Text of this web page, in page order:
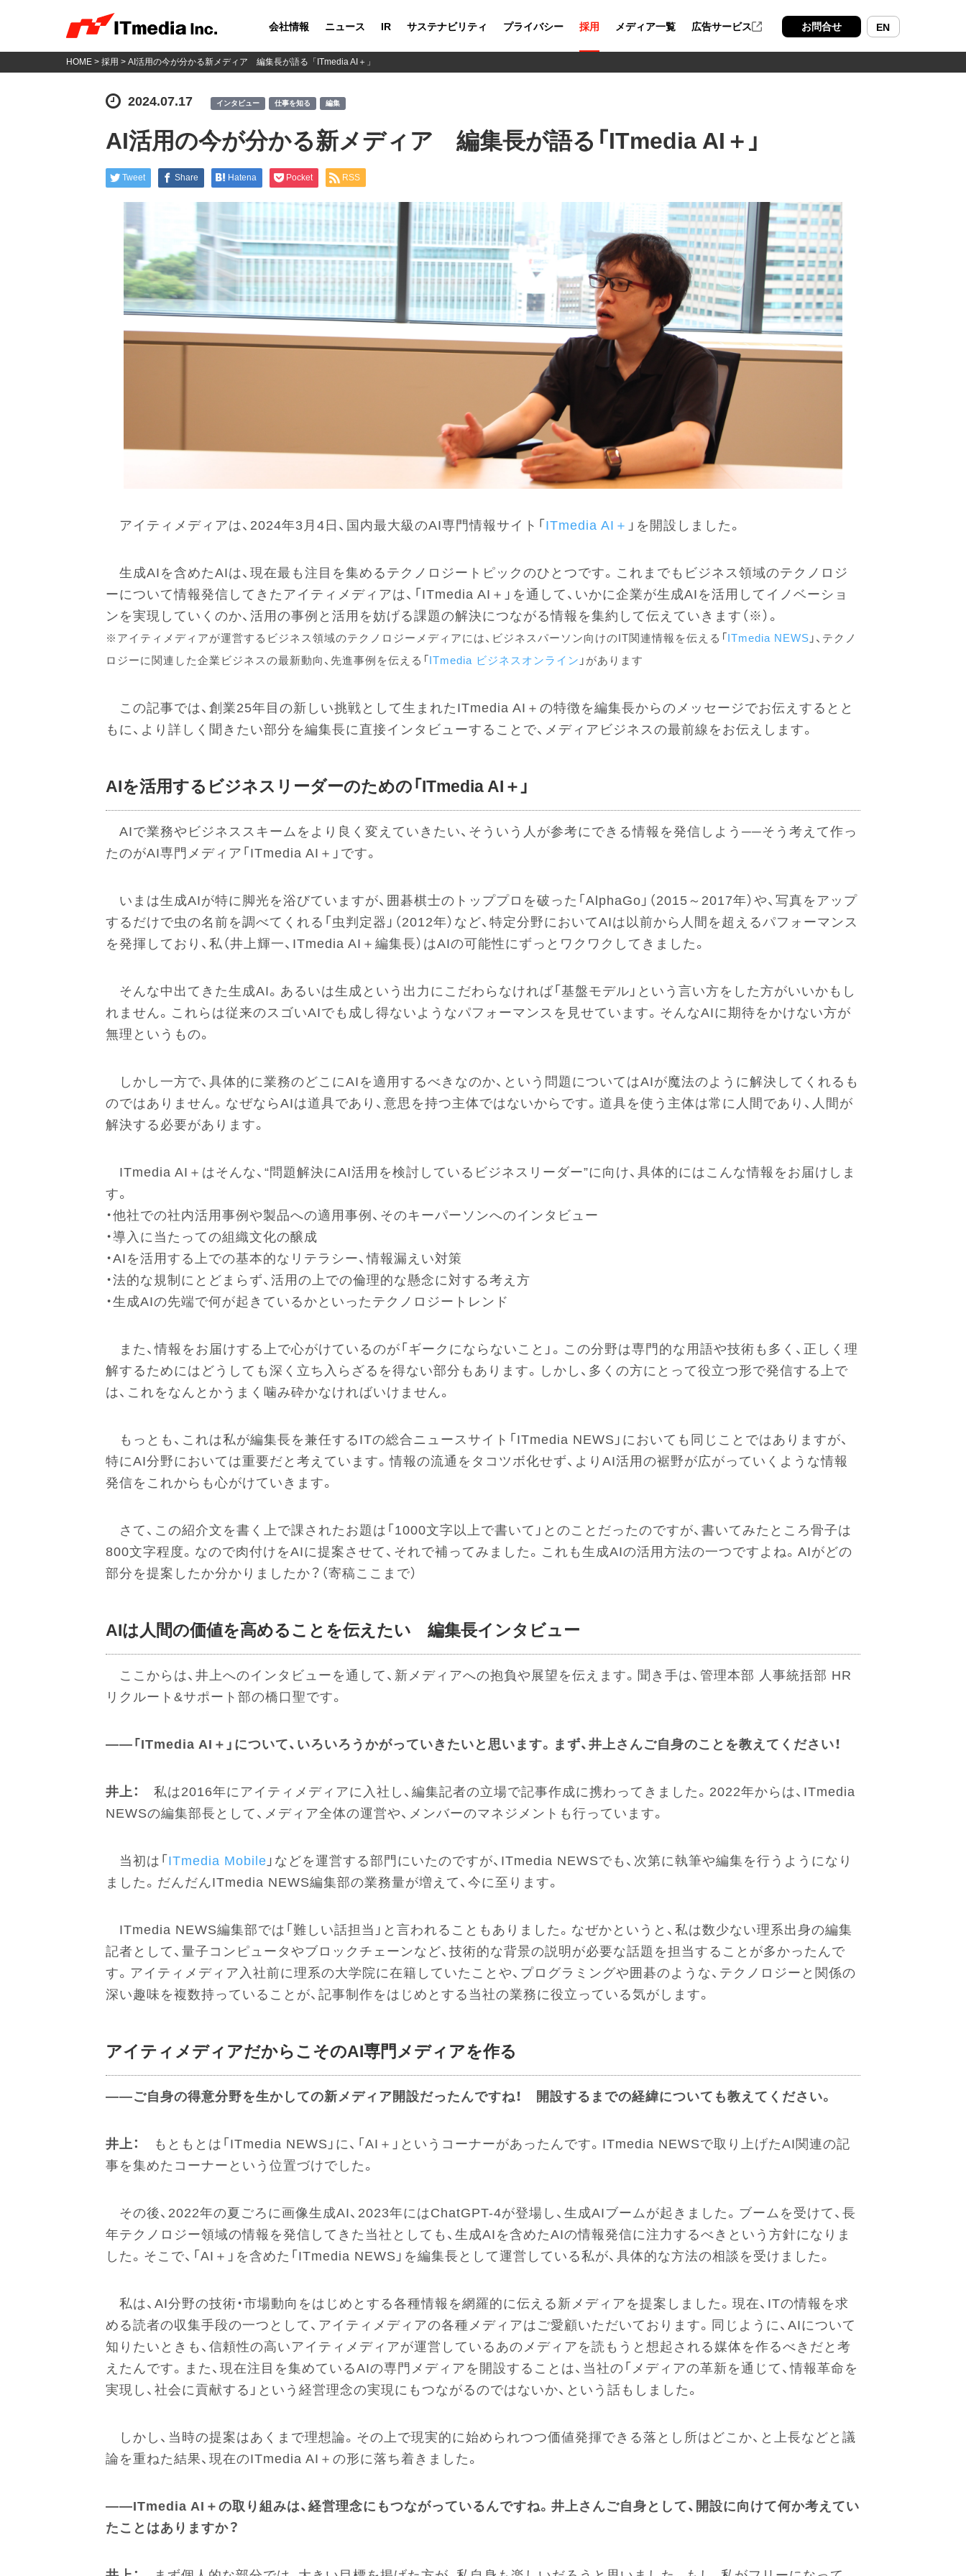
会社情報 ニュース IR サステナビリティ プライバシー 採用 メディア一覧 広告サービス お問合せ EN
HOME > 採用 > AI活用の今が分かる新メディア 編集長が語る「ITmedia AI＋」
2024.07.17 インタビュー 仕事を知る 編集
AI活用の今が分かる新メディア 編集長が語る「ITmedia AI＋」
Tweet Share Hatena Pocket RSS
アイティメディアは、2024年3月4日、国内最大級のAI専門情報サイト「 ITmedia AI＋ 」を開設しました。
生成AIを含めたAIは、現在最も注目を集めるテクノロジートピックのひとつです。これまでもビジネス領域のテクノロジ
ーについて情報発信してきたアイティメディアは、「ITmedia AI＋」を通して、いかに企業が生成AIを活用してイノベーショ
ンを実現していくのか、活用の事例と活用を妨げる課題の解決につながる情報を集約して伝えていきます（※）。
※アイティメディアが運営するビジネス領域のテクノロジーメディアには、ビジネスパーソン向けのIT関連情報を伝える「 ITmedia NEWS 」、テクノ
ロジーに関連した企業ビジネスの最新動向、先進事例を伝える「 ITmedia ビジネスオンライン 」があります
この記事では、創業25年目の新しい挑戦として生まれたITmedia AI＋の特徴を編集長からのメッセージでお伝えするとと
もに、より詳しく聞きたい部分を編集長に直接インタビューすることで、メディアビジネスの最前線をお伝えします。
AIを活用するビジネスリーダーのための「ITmedia AI＋」
AIで業務やビジネススキームをより良く変えていきたい、そういう人が参考にできる情報を発信しよう──そう考えて作っ
たのがAI専門メディア「ITmedia AI＋」です。
いまは生成AIが特に脚光を浴びていますが、囲碁棋士のトッププロを破った「AlphaGo」（2015～2017年）や、写真をアップ
するだけで虫の名前を調べてくれる「虫判定器」（2012年）など、特定分野においてAIは以前から人間を超えるパフォーマンス
を発揮しており、私（井上輝一、ITmedia AI＋編集長）はAIの可能性にずっとワクワクしてきました。
そんな中出てきた生成AI。あるいは生成という出力にこだわらなければ「基盤モデル」という言い方をした方がいいかもし
れません。これらは従来のスゴいAIでも成し得ないようなパフォーマンスを見せています。そんなAIに期待をかけない方が
無理というもの。
しかし一方で、具体的に業務のどこにAIを適用するべきなのか、という問題についてはAIが魔法のように解決してくれるも
のではありません。なぜならAIは道具であり、意思を持つ主体ではないからです。道具を使う主体は常に人間であり、人間が
解決する必要があります。
ITmedia AI＋はそんな、“問題解決にAI活用を検討しているビジネスリーダー”に向け、具体的にはこんな情報をお届けしま
す。
・他社での社内活用事例や製品への適用事例、そのキーパーソンへのインタビュー
・導入に当たっての組織文化の醸成
・AIを活用する上での基本的なリテラシー、情報漏えい対策
・法的な規制にとどまらず、活用の上での倫理的な懸念に対する考え方
・生成AIの先端で何が起きているかといったテクノロジートレンド
また、情報をお届けする上で心がけているのが「ギークにならないこと」。この分野は専門的な用語や技術も多く、正しく理
解するためにはどうしても深く立ち入らざるを得ない部分もあります。しかし、多くの方にとって役立つ形で発信する上で
は、これをなんとかうまく噛み砕かなければいけません。
もっとも、これは私が編集長を兼任するITの総合ニュースサイト「ITmedia NEWS」においても同じことではありますが、
特にAI分野においては重要だと考えています。情報の流通をタコツボ化せず、よりAI活用の裾野が広がっていくような情報
発信をこれからも心がけていきます。
さて、この紹介文を書く上で課されたお題は「1000文字以上で書いて」とのことだったのですが、書いてみたところ骨子は
800文字程度。なので肉付けをAIに提案させて、それで補ってみました。これも生成AIの活用方法の一つですよね。AIがどの
部分を提案したか分かりましたか？（寄稿ここまで）
AIは人間の価値を高めることを伝えたい 編集長インタビュー
ここからは、井上へのインタビューを通して、新メディアへの抱負や展望を伝えます。聞き手は、管理本部 人事統括部 HR
リクルート&サポート部の橋口聖です。
――「ITmedia AI＋」について、いろいろうかがっていきたいと思います。まず、井上さんご自身のことを教えてください！
井上：
私は2016年にアイティメディアに入社し、編集記者の立場で記事作成に携わってきました。2022年からは、ITmedia
NEWSの編集部長として、メディア全体の運営や、メンバーのマネジメントも行っています。
当初は「 ITmedia Mobile 」などを運営する部門にいたのですが、ITmedia NEWSでも、次第に執筆や編集を行うようになり
ました。だんだんITmedia NEWS編集部の業務量が増えて、今に至ります。
ITmedia NEWS編集部では「難しい話担当」と言われることもありました。なぜかというと、私は数少ない理系出身の編集
記者として、量子コンピュータやブロックチェーンなど、技術的な背景の説明が必要な話題を担当することが多かったんで
す。アイティメディア入社前に理系の大学院に在籍していたことや、プログラミングや囲碁のような、テクノロジーと関係の
深い趣味を複数持っていることが、記事制作をはじめとする当社の業務に役立っている気がします。
アイティメディアだからこそのAI専門メディアを作る
――ご自身の得意分野を生かしての新メディア開設だったんですね！ 開設するまでの経緯についても教えてください。
井上：
もともとは「ITmedia NEWS」に、「AI＋」というコーナーがあったんです。ITmedia NEWSで取り上げたAI関連の記
事を集めたコーナーという位置づけでした。
その後、2022年の夏ごろに画像生成AI、2023年にはChatGPT-4が登場し、生成AIブームが起きました。ブームを受けて、長
年テクノロジー領域の情報を発信してきた当社としても、生成AIを含めたAIの情報発信に注力するべきという方針になりま
した。そこで、「AI＋」を含めた「ITmedia NEWS」を編集長として運営している私が、具体的な方法の相談を受けました。
私は、AI分野の技術・市場動向をはじめとする各種情報を網羅的に伝える新メディアを提案しました。現在、ITの情報を求
める読者の収集手段の一つとして、アイティメディアの各種メディアはご愛顧いただいております。同じように、AIについて
知りたいときも、信頼性の高いアイティメディアが運営しているあのメディアを読もうと想起される媒体を作るべきだと考
えたんです。また、現在注目を集めているAIの専門メディアを開設することは、当社の「メディアの革新を通じて、情報革命を
実現し、社会に貢献する」という経営理念の実現にもつながるのではないか、という話もしました。
しかし、当時の提案はあくまで理想論。その上で現実的に始められつつ価値発揮できる落とし所はどこか、と上長などと議
論を重ねた結果、現在のITmedia AI＋の形に落ち着きました。
――ITmedia AI＋の取り組みは、経営理念にもつながっているんですね。井上さんご自身として、開設に向けて何か考えてい
たことはありますか？